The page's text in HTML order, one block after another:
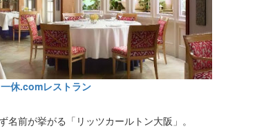
一休.comレストラン
前が挙がる「リッツカールトン大阪」。